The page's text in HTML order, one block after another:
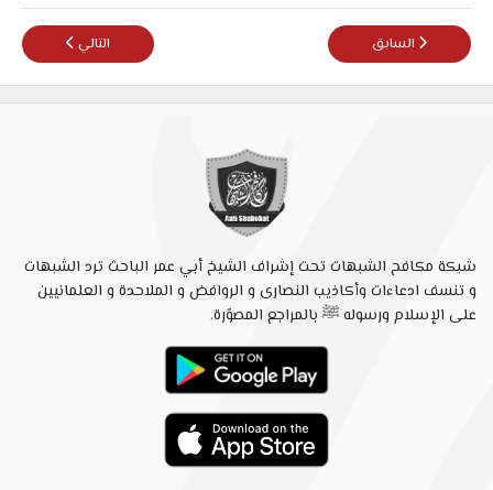
المقال السابق: القمص زكريا بطرس طلع ملحد !!
السابق المقال التالي:
التالي
شبكة مكافح الشبهات تحت إشراف الشيخ أبي عمر الباحث ترد الشبهات
و تنسف ادعاءات وأكاذيب النصارى و الروافض و الملاحدة و العلمانيين
على الإسلام ورسوله ﷺ بالمراجع المصوّرة.